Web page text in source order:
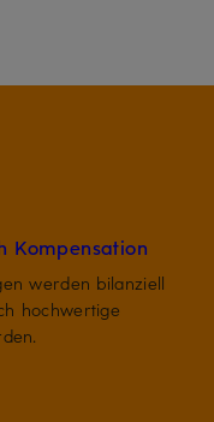
Kompensation
werden bilanziell
hochwertige